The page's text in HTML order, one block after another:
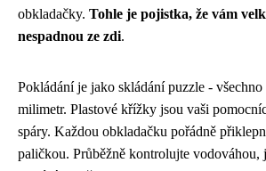
obkladačky. Tohle je pojistka, že vám
nespadnou ze zdi.
Pokládání je jako skládání puzzle - všechno
milimetr. Plastové křížky jsou vaši
spáry. Každou obkladačku pořádně
paličkou. Průběžně kontrolujte vodováhou,